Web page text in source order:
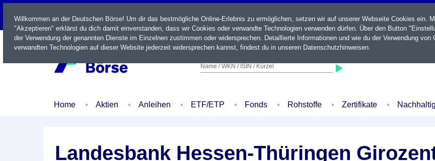
LIVE
Name / WKN / ISIN / Kürzel
Home Aktien Anleihen ETF/ETP Fonds Rohstoffe Zertifikate Nachhaltig
Landesbank Hessen-Thüringen
Willkommen an der Deutschen Börse! Um dir das bestmögliche Online-Erlebnis zu ermöglichen, setzen wir auf unserer Webseite Cookies ein.
"Akzeptieren" erklärst du dich damit einverstanden, dass wir Cookies oder verwandte Technologien verwenden dürfen. Über den Button
der Verwendung der genannten Dienste im Einzelnen zustimmen oder widersprechen. Detaillierte Informationen und wie du der Verwendung von
verwandten Technologien auf dieser Website jederzeit widersprechen kannst, findest du in unseren Datenschutzhinweisen.